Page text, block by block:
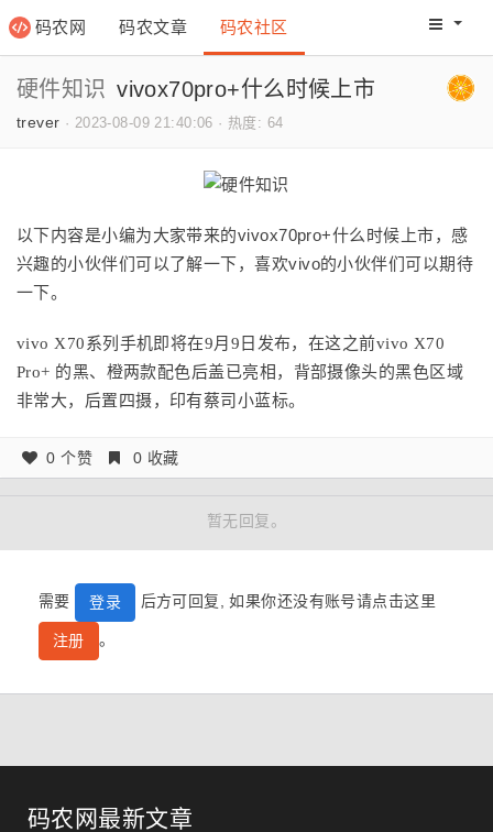
码农网 码农文章 码农社区 码农网
硬件知识 vivox70pro+什么时候上市
trever · 2023-08-09 21:40:06 · 热度: 64
以下内容是小编为大家带来的vivox70pro+什么时候上市，感
兴趣的小伙伴们可以了解一下，喜欢vivo的小伙伴们可以期待
一下。
vivo X70系列手机即将在9月9日发布，在这之前vivo X70
Pro+ 的黑、橙两款配色后盖已亮相，背部摄像头的黑色区域
非常大，后置四摄，印有蔡司小蓝标。
0 个赞 0 收藏
暂无回复。
需要 登录 后方可回复, 如果你还没有账号请点击这里
注册 。
码农网最新文章